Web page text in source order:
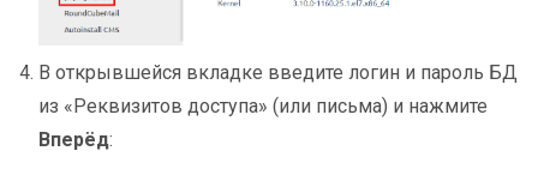
В открывшейся вкладке введите логин и пароль БД
из «Реквизитов доступа» (или письма) и нажмите
Вперёд: